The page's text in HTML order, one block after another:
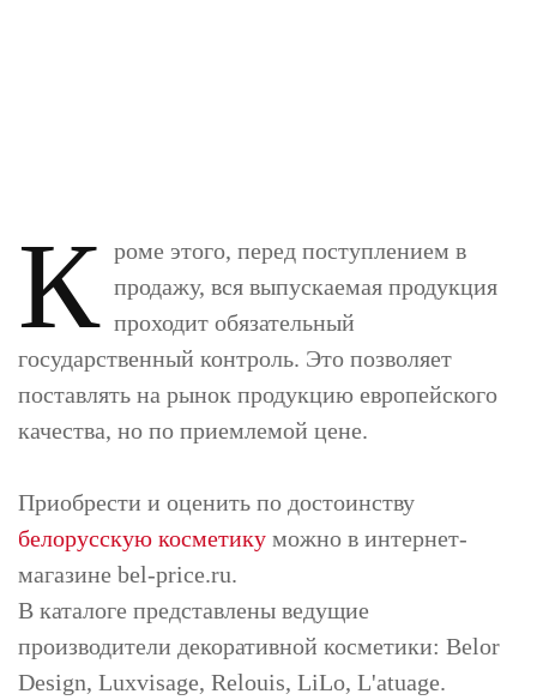
К роме этого, перед поступлением в
продажу, вся выпускаемая продукция
проходит обязательный
государственный контроль. Это позволяет
поставлять на рынок продукцию европейского
качества, но по приемлемой цене.
Приобрести и оценить по достоинству
белорусскую косметику можно в интернет-
магазине bel-price.ru.
В каталоге представлены ведущие
производители декоративной косметики: Belor
Design, Luxvisage, Relouis, LiLo, L'atuage.